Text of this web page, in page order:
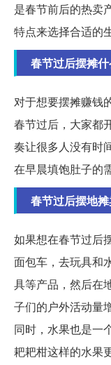
是春节前后的热卖
特点来选择合适的
春节过后摆摊
对于想要摆摊赚钱
春节过后，大家都
奏让很多人没有时
在早晨填饱肚子的
春节过后摆地
如果想在春节过后
面包车，去玩具和
具等产品，然后在
子们的户外活动量
同时，水果也是一
耙耙柑这样的水果